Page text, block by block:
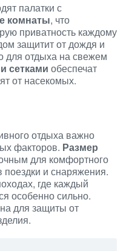
палатки с
комнаты, что
приватность каждому
защитит от дождя и
для отдыха на свежем
сетками обеспечат
от насекомых.
отдыха важно
факторов. Размер
для комфортного
поездки и снаряжения.
где каждый
особенно сильно.
для защиты от